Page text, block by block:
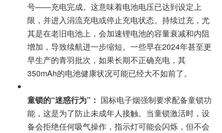
号——充电完成。这意味着电池电压已达到设定上
限，并进入涓流充电或停止充电状态。持续过充，尤
其是在老旧电池上，会加速锂电池的容量衰减和内阻
增加，导致续航进一步缩短。一些早在2024年甚至更
早生产的青羽批次，如果长期不正确充电，其
350mAh的电池健康状况可能已经大不如前了。
童锁的“迷惑行为”： 国标电子烟强制要求配备童锁功
能，这是为了防止未成年人接触。当童锁激活时，设
备会拒绝任何吸气操作，指示灯可能会闪烁，但不会